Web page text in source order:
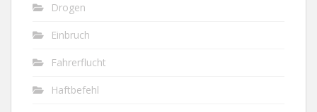
Drogen
Einbruch
Fahrerflucht
Haftbefehl